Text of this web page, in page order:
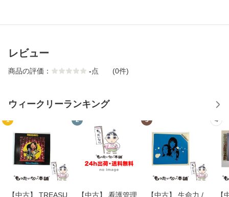
レビュー
商品の評価： -点 (0件)
ウィークリーランキング
1
【中古】 TREASU
2
【中古】 看護管理
3
【中古】 生命力 /
4
【